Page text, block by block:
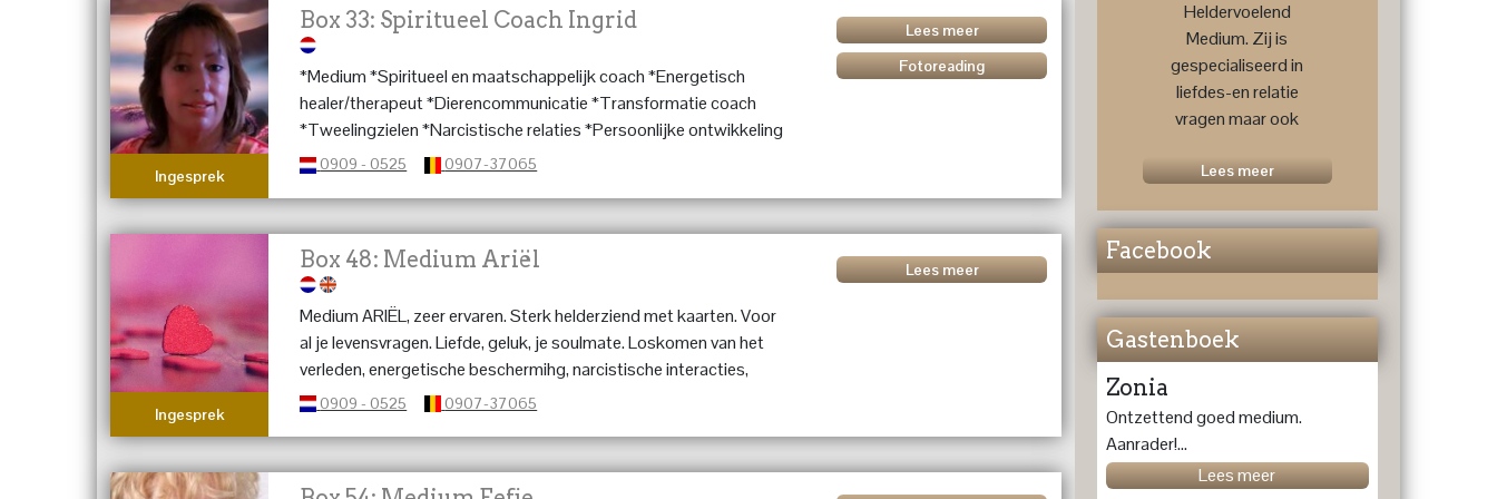
Ingesprek
Box 33: Spiritueel Coach Ingrid
*Medium *Spiritueel en maatschappelijk coach *Energetisch
healer/therapeut *Dierencommunicatie *Transformatie coach
*Tweelingzielen *Narcistische relaties *Persoonlijke ontwikkeling
*Transformatieprocessen *Persoonlijke blokkades
0909 - 0525 0907-37065
Lees meer
Fotoreading
Ingesprek
Box 48: Medium Ariël
Medium ARIËL, zeer ervaren. Sterk helderziend met kaarten. Voor
al je levensvragen. Liefde, geluk, je soulmate. Loskomen van het
verleden, energetische beschermihg, narcistische interacties,
persoonlijke kracht hervinden, luisterend oor, healing en inzicht
0909 - 0525 0907-37065
Lees meer
Heldervoelend
Medium. Zij is
gespecialiseerd in
liefdes-en relatie
vragen maar ook
toekomstprognose
Lees meer
Facebook
Gastenboek
Zonia
Ontzettend goed medium.
Aanrader!...
Lees meer